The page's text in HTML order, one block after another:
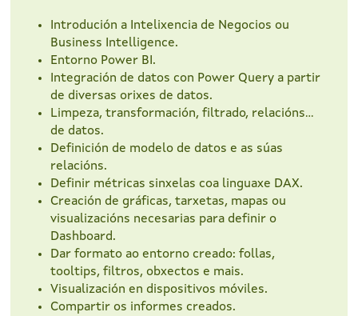
Introdución a Intelixencia de Negocios ou
Business Intelligence.
Entorno Power BI.
Integración de datos con Power Query a partir
de diversas orixes de datos.
Limpeza, transformación, filtrado, relacións...
de datos.
Definición de modelo de datos e as súas
relacións.
Definir métricas sinxelas coa linguaxe DAX.
Creación de gráficas, tarxetas, mapas ou
visualizacións necesarias para definir o
Dashboard.
Dar formato ao entorno creado: follas,
tooltips, filtros, obxectos e mais.
Visualización en dispositivos móviles.
Compartir os informes creados.